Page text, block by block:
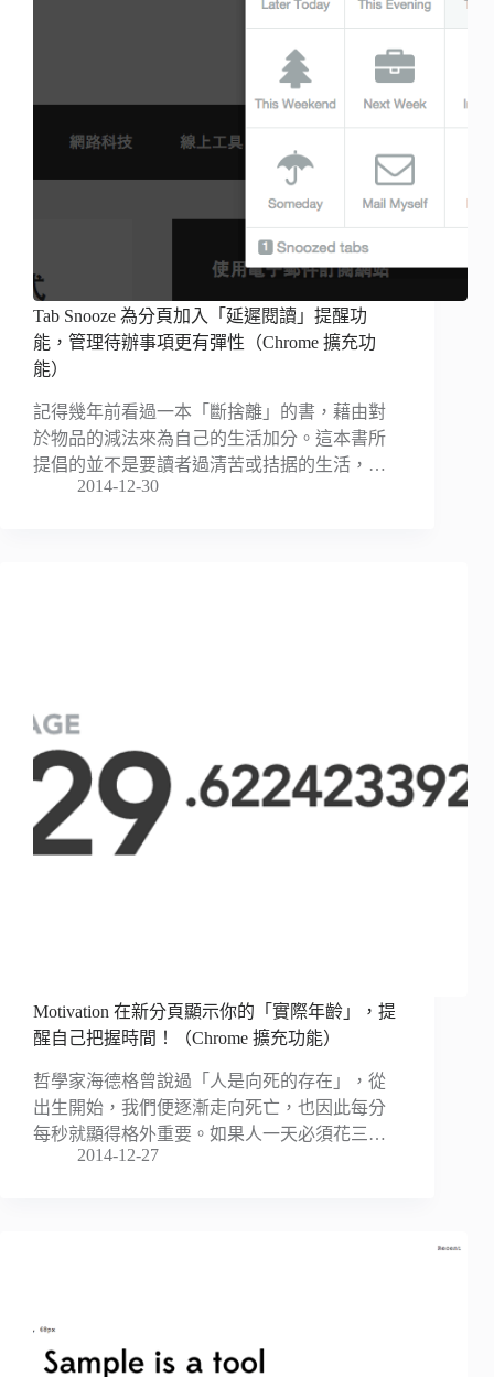
Tab Snooze 為分頁加入「延遲閱讀」提醒功
能，管理待辦事項更有彈性（Chrome 擴充功
能）
記得幾年前看過一本「斷捨離」的書，藉由對
於物品的減法來為自己的生活加分。這本書所
提倡的並不是要讀者過清苦或拮据的生活，…
2014-12-30
Motivation 在新分頁顯示你的「實際年齡」，提
醒自己把握時間！（Chrome 擴充功能）
哲學家海德格曾說過「人是向死的存在」，從
出生開始，我們便逐漸走向死亡，也因此每分
每秒就顯得格外重要。如果人一天必須花三…
2014-12-27